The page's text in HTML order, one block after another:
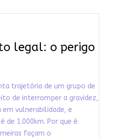
legal: o perigo
trajetória de um grupo de
de interromper a gravidez,
vulnerabilidade, e
de 1.000km. Por que é
façam o